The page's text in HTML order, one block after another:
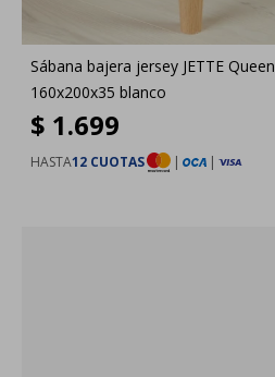
Sábana bajera jersey JETTE Queen
160x200x35 blanco
$ 1.699
HASTA12 CUOTAS | |